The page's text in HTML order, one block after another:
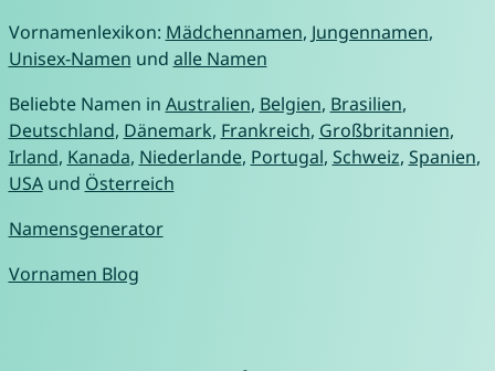
Vornamenlexikon: Mädchennamen, Jungennamen,
Unisex-Namen und alle Namen
Beliebte Namen in Australien, Belgien, Brasilien,
Deutschland, Dänemark, Frankreich, Großbritannien,
Irland, Kanada, Niederlande, Portugal, Schweiz, Spanien,
USAund Österreich
Namensgenerator
Vornamen Blog